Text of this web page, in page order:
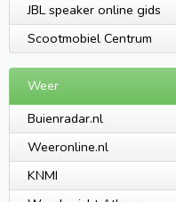
JBL speaker online gids
Scootmobiel Centrum
Weer
Buienradar.nl
Weeronline.nl
KNMI